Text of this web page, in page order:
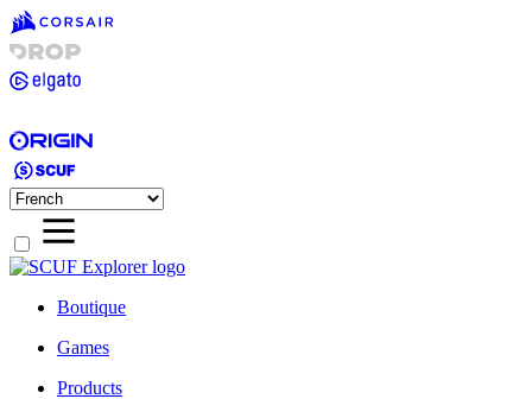
Boutique
Games
Products